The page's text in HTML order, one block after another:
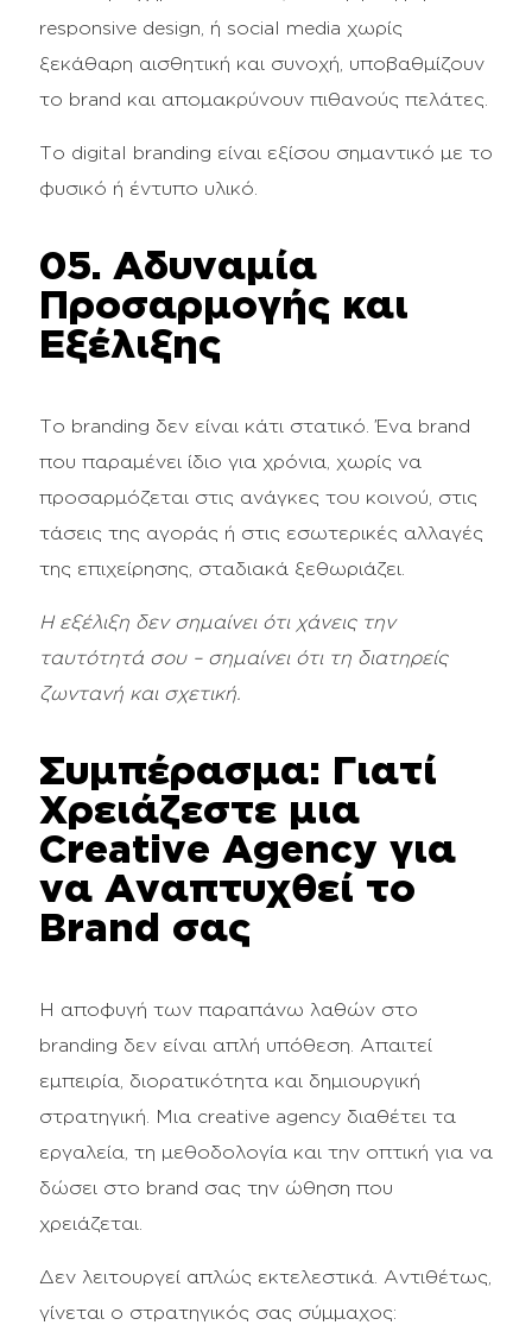
responsive design, ή social media χωρίς
ξεκάθαρη αισθητική και συνοχή, υποβαθμίζουν
το brand και απομακρύνουν πιθανούς πελάτες.
Το digital branding είναι εξίσου σημαντικό με το
φυσικό ή έντυπο υλικό.
05. Αδυναμία
Προσαρμογής και
Εξέλιξης
Το branding δεν είναι κάτι στατικό. Ένα brand
που παραμένει ίδιο για χρόνια, χωρίς να
προσαρμόζεται στις ανάγκες του κοινού, στις
τάσεις της αγοράς ή στις εσωτερικές αλλαγές
της επιχείρησης, σταδιακά ξεθωριάζει.
Η εξέλιξη δεν σημαίνει ότι χάνεις την
ταυτότητά σου – σημαίνει ότι τη διατηρείς
ζωντανή και σχετική.
Συμπέρασμα: Γιατί
Χρειάζεστε μια
Creative Agency για
να Αναπτυχθεί το
Brand σας
Η αποφυγή των παραπάνω λαθών στο
branding δεν είναι απλή υπόθεση. Aπαιτεί
εμπειρία, διορατικότητα και δημιουργική
στρατηγική. Μια creative agency διαθέτει τα
εργαλεία, τη μεθοδολογία και την οπτική για να
δώσει στο brand σας την ώθηση που
χρειάζεται.
Δεν λειτουργεί απλώς εκτελεστικά. Αντιθέτως,
γίνεται ο στρατηγικός σας σύμμαχος: